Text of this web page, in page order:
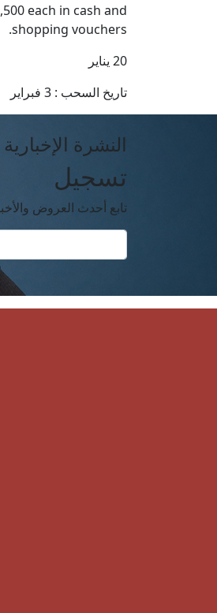
each in cash and
shopping vouchers.
20 يناير
تاريخ السحب : 3 فبراير
النشرة الإخبارية
تسجيل
تابع أحدث العروض